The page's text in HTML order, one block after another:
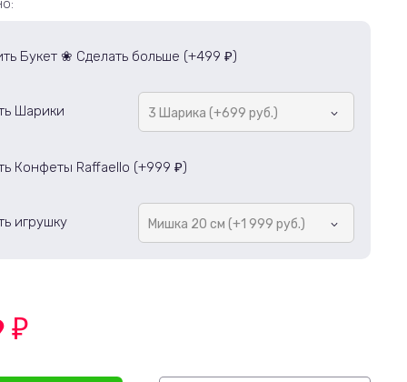
Букет ❀ Сделать больше (+499 ₽)
Шарики 3 Шарика (+699 руб.)
Конфеты Raffaello (+999 ₽)
игрушку Мишка 20 см (+1 999 руб.)
₽